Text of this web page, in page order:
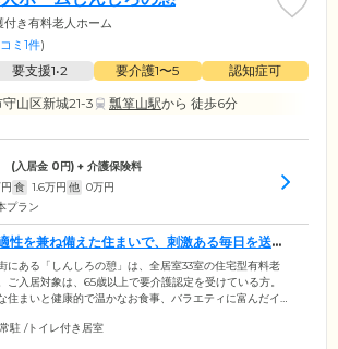
付き有料老人ホーム
ミ1件)
要支援1•2 要介護1〜5
認知症可
山区新城21-3
瓢箪山駅から 徒歩6分
(入居金 0円) + 介護保険料
食 1.6万円 他 0万円
プラン
性を兼ね備えた住まいで、刺激ある毎日を送れ
にある「しんしろの憩」は、全居室33室の住宅型有料老
ご入居対象は、65歳以上で要介護認定を受けている方。
住まいと健康的で温かなお食事、バラエティに富んだイ
ートします。明るい自然光がたっぷり入る居室は、全室
駐 /トイレ付き居室